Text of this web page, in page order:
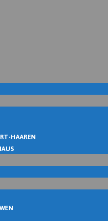
HAAREN